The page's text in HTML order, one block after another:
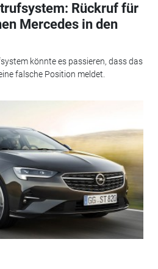
Rückruf für
Mercedes in den
könnte es passieren, dass das
falsche Position meldet.